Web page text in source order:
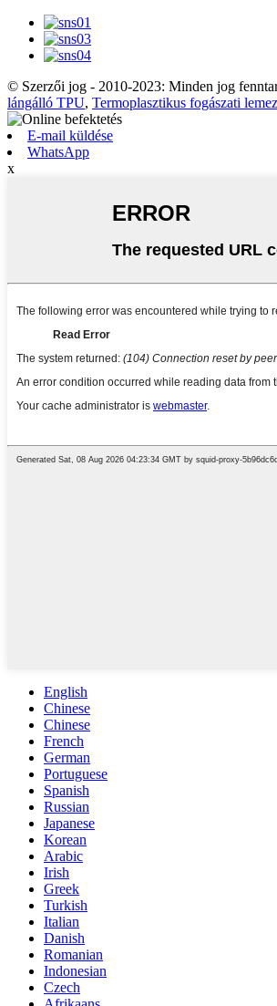
© Szerzői jog - 2010-2023: Minden jog
lángálló TPU, Termoplasztikus fogászati ​​lemez
E-mail küldése
WhatsApp
x
English
Chinese
Chinese
French
German
Portuguese
Spanish
Russian
Japanese
Korean
Arabic
Irish
Greek
Turkish
Italian
Danish
Romanian
Indonesian
Czech